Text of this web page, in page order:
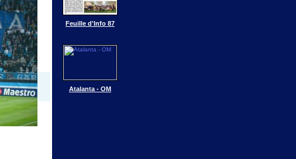
Feuille d'Info 87
Atalanta - OM